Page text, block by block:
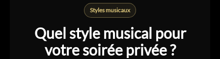
Styles musicaux
Quel style musical pour
votre soirée privée ?